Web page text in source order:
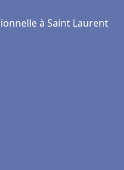
à Saint Laurent